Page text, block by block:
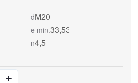
dM20
e min.33,53
n4,5